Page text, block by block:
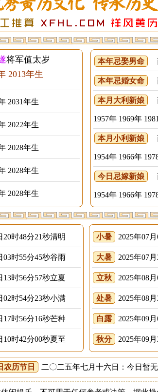
将军值太岁
2013年生
2031年生
2022年生
2028年生
2028年生
2028年生
本年忌娶男命
本年忌婚女命
本月大利新娘
1957年 1969年
本月小利新娘
1954年 1966年
今日忌嫁新娘
1954年 1966年
20时48分21秒清明
03时55分45秒谷雨
13时56分57秒立夏
02时54分23秒小满
17时56分16秒芒种
10时42分00秒夏至
小暑 2025年07
大暑 2025年07
立秋 2025年08
处暑 2025年08
白露 2025年09
秋分 2025年09
农历节日 二〇二五年七月十六日：今日暂无